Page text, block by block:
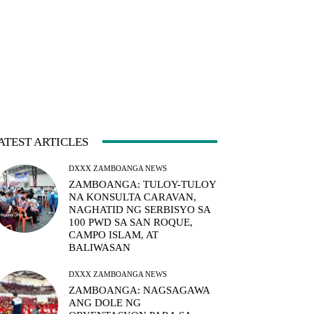
ARTICLES
DXXX ZAMBOANGA NEWS
ZAMBOANGA: TULOY-TULOY
NA KONSULTA CARAVAN,
NAGHATID NG SERBISYO SA
100 PWD SA SAN ROQUE,
CAMPO ISLAM, AT
BALIWASAN
DXXX ZAMBOANGA NEWS
ZAMBOANGA: NAGSAGAWA
ANG DOLE NG